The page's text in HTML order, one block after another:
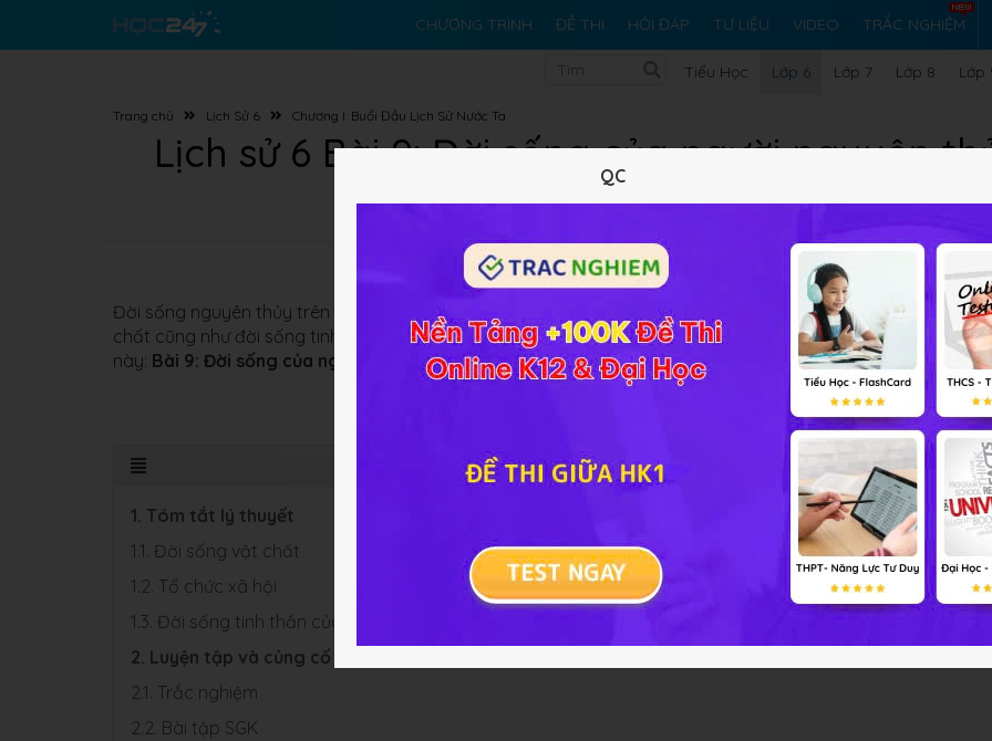
CHƯƠNG TRÌNH ĐỀ THI HỎI ĐÁP TƯ LIỆU VIDEO TRẮC NGHIỆM
Tiểu Học Lớp 6 Lớp 7 Lớp 8 Lớp
Trang chủ Lịch Sử 6 Chương I: Buổi Đầu Lịch Sử Nước Ta
Lịch sử 6 Bài 9: Đời sống của người nguyên
Đời sống nguyên thủy trên đất nước ta có nhiều điều thú vị. Bài học này sẽ giới thiệu đến các bạn đời sống
chất cũng như đời sống tinh thần và tổ chức xã hội nguyên thủy. Mời các em học sinh cùng tìm hiểu bài học
này: Bài 9: Đời sống của người nguyên thủy trên đất nước ta
1. Tóm tắt lý thuyết
1.1. Đời sống vật chất
1.2. Tổ chức xã hội
1.3. Đời sống tinh thần của người nguyên thủy thời Hòa Bình – Bắc Sơn Hạ Long
2. Luyện tập và củng cố
2.1. Trắc nghiệm
2.2. Bài tập SGK
QC